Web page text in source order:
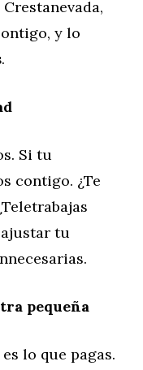
y lo
.
Si tu
contigo. ¿Te
tu
pequeña
lo que pagas.